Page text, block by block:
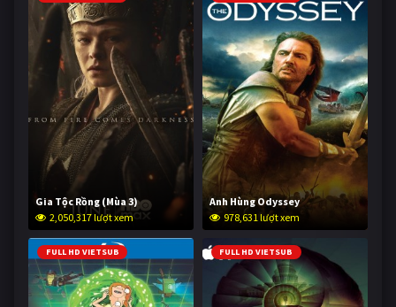
Gia Tộc Rồng (Mùa 3)
2,050,317 lượt xem
Anh Hùng Odyssey
978,631 lượt xem
FULL HD VIETSUB FULL HD VIETSUB